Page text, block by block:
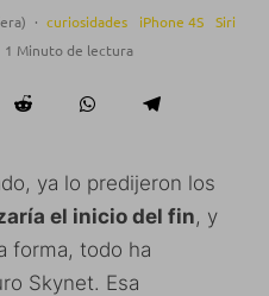
· curiosidades iPhone 4S
Siri
1 Minuto de lectura
ya lo predijeron los
el inicio del fin, y
forma, todo ha
Skynet. Esa